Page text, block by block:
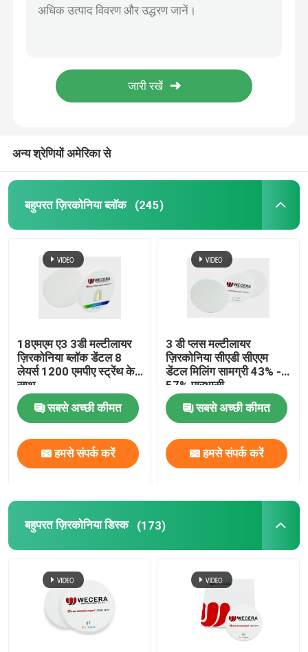
बहुपरत ज़िरकोनिया डिस्क
पूर्व छायांकित ज़िरकोनिया ब्लॉक
डेंटल ज़िरकोनिया ब्लैंक
यत्रिया स्थिर ज़िरकोनिया
उच्च पारभासी ज़िरकोनिया
सीएडी सीएएम ज़िरकोनिया
ज़िरकोनियम ऑक्साइड सिरेमिक
3डी प्रो जिरकोनिया
अन्य श्रेणियों अमेरिका से
बहुपरत ज़िरकोनिया ब्लॉक (245)
18एमएम ए3 3डी मल्टीलायर
ज़िरकोनिया ब्लॉक डेंटल 8
लेयर्स 1200 एमपीए स्ट्रेंथ के
साथ
सबसे अच्छी कीमत
हमसे संपर्क करें
3 डी प्लस मल्टीलायर
ज़िरकोनिया सीएडी सीएएम
डेंटल मिलिंग सामग्री 43% -
57% पारभासी
सबसे अच्छी कीमत
हमसे संपर्क करें
बहुपरत ज़िरकोनिया डिस्क (173)